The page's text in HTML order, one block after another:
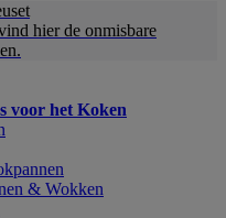
hier de onmisbare
voor het Koken
& Wokken